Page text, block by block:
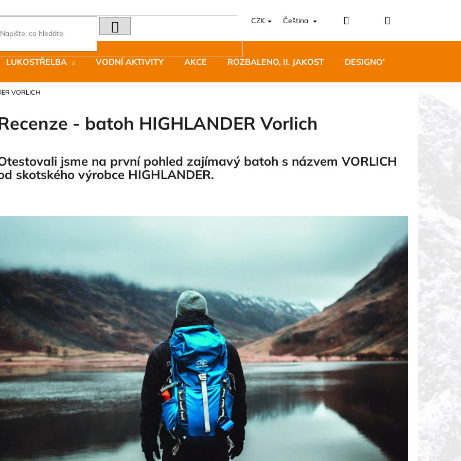
CZK Čeština PřihlášeníNákupní
LUKOSTŘELBA VODNÍ AKTIVITY AKCE ROZBALENO, II. JAKOST DESIGNOVÝ NÁBYTEK
VORLICH
- batoh HIGHLANDER Vorlich
jsme na první pohled zajímavý batoh s názvem VORLICH
skotského výrobce HIGHLANDER.
Co potřebujete najít?
LÁHEV HLINÍK FUTURA 1500
ML MODRÁ
379 Kč
JOMA SIERRA 25 BĚŽECKÉ TRAILOVÉ
BOTY PÁNSKÉ BLUE